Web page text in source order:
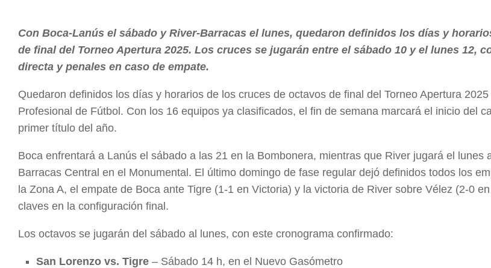
Con Boca-Lanús el sábado y River-Barracas el lunes, quedaron definidos los días y
de final del Torneo Apertura 2025. Los cruces se jugarán entre el sábado 10 y el lunes 12,
directa y penales en caso de empate.
Quedaron definidos los días y horarios de los cruces de octavos de final del Torneo Apertura
Profesional de Fútbol. Con los 16 equipos ya clasificados, el fin de semana marcará el inicio del
primer título del año.
Boca enfrentará a Lanús el sábado a las 21 en la Bombonera, mientras que River jugará el lunes
Barracas Central en el Monumental. El último domingo de fase regular dejó definidos todos los
la Zona A, el empate de Boca ante Tigre (1-1 en Victoria) y la victoria de River sobre Vélez (2-0
claves en la configuración final.
Los octavos se jugarán del sábado al lunes, con este cronograma confirmado:
San Lorenzo vs. Tigre – Sábado 14 h, en el Nuevo Gasómetro